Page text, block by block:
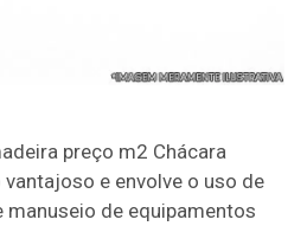
preço m2 Chácara
e envolve o uso de
de equipamentos